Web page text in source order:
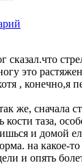
сказал.что
это
, конечно,я
же, сначала
кости таза,
и домой
на какое-
и опять